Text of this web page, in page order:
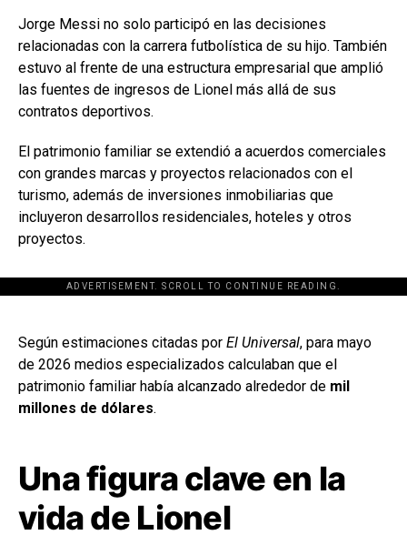
Jorge Messi no solo participó en las decisiones
relacionadas con la carrera futbolística de su hijo. También
estuvo al frente de una estructura empresarial que amplió
las fuentes de ingresos de Lionel más allá de sus
contratos deportivos.
El patrimonio familiar se extendió a acuerdos comerciales
con grandes marcas y proyectos relacionados con el
turismo, además de inversiones inmobiliarias que
incluyeron desarrollos residenciales, hoteles y otros
proyectos.
ADVERTISEMENT. SCROLL TO CONTINUE READING.
[adsforwp id="243463"]
Según estimaciones citadas por El Universal, para mayo
de 2026 medios especializados calculaban que el
patrimonio familiar había alcanzado alrededor de mil
millones de dólares.
Una figura clave en la
vida de Lionel